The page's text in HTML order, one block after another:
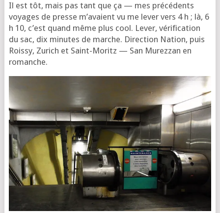
Il est tôt, mais pas tant que ça — mes pré­cé­dents
voyages de presse m’a­vaient vu me lever vers 4 h ; là, 6
h 10, c’est quand même plus cool. Lever, véri­fi­ca­tion
du sac, dix minutes de marche. Direc­tion Nation, puis
Rois­sy, Zurich et Saint-Moritz — San Murez­zan en
romanche.